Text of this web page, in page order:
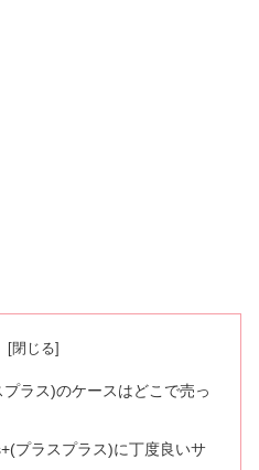
ラス)のケースはどこで売っ
プラスプラス)に丁度良いサ